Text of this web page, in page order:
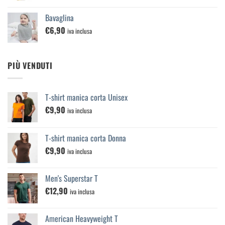
Bavaglina
€6,90 iva inclusa
PIÙ VENDUTI
T-shirt manica corta Unisex
€9,90 iva inclusa
T-shirt manica corta Donna
€9,90 iva inclusa
Men's Superstar T
€12,90 iva inclusa
American Heavyweight T